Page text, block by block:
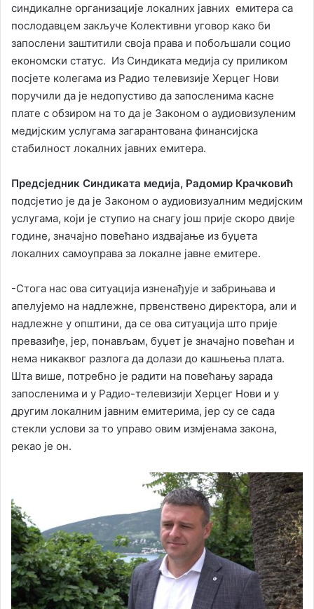
синдикалне организације локалних јавних емитера са
послодавцем закључе Колективни уговор како би
запослени заштитили своја права и побољшали социо
економски статус. Из Синдиката медија су приликом
посјете колегама из Радио телевизије Херцег Нови
поручили да је недопустиво да запосленима касне
плате с обзиром на то да је Законом о аудиовизуленим
медијским услугама загарантована финансијска
стабилност локалних јавних емитера.
Предсједник Синдиката медија, Радомир Крачковић
подсјетио је да је Законом о аудиовизуалним медијским
услугама, који је ступио на снагу још прије скоро двије
године, значајно повећано издвајање из буџета
локалних самоуправа за локалне јавне емитере.
-Стога нас ова ситуација изненађује и забрињава и
апелујемо на надлежне, првенствено директора, али и
надлежне у општини, да се ова ситуација што прије
превазиђе, јер, понављам, буџет је значајно повећан и
нема никаквог разлога да долази до кашњења плата.
Шта више, потребно је радити на повећању зарада
запосленима и у Радио-телевизији Херцег Нови и у
другим локалним јавним емитерима, јер су се сада
стекли услови за то управо овим измјенама закона,
рекао је он.